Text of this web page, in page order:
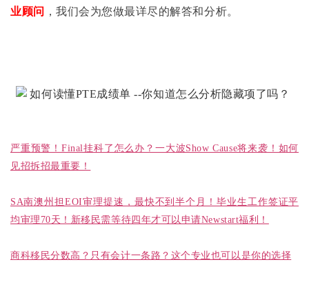
业顾问 ，我们会为您做最详尽的解答和分析。
严重预警！Final挂科了怎么办？一大波Show Cause将来袭！如何
见招拆招最重要！
SA南澳州担EOI审理提速，最快不到半个月！毕业生工作签证平
均审理70天！新移民需等待四年才可以申请Newstart福利！
商科移民分数高？只有会计一条路？这个专业也可以是你的选择